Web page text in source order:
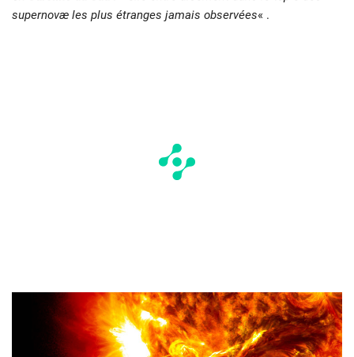
supernovæ les plus étranges jamais observées« .